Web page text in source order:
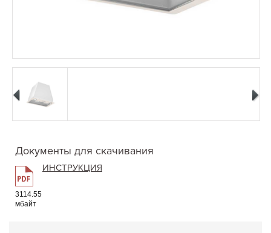
Документы для скачивания
3114.55
мбайт
ИНСТРУКЦИЯ